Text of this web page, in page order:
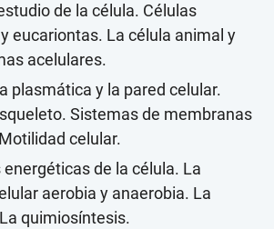
de la célula. Células
eucariontas. La célula animal y
acelulares.
plasmática y la pared celular.
Sistemas de membranas
celular.
de la célula. La
aerobia y anaerobia. La
quimiosíntesis.